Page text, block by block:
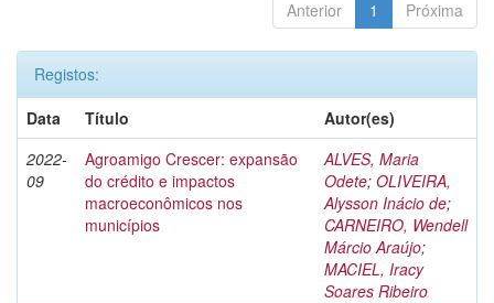
Anterior 1 Próxima
Registos:
Data
Título
Autor(es)
2022-
09
Agroamigo Crescer: expansão
do crédito e impactos
macroeconômicos nos
municípios
ALVES, Maria
Odete; OLIVEIRA,
Alysson Inácio de;
CARNEIRO, Wendell
Márcio Araújo;
MACIEL, Iracy
Soares Ribeiro